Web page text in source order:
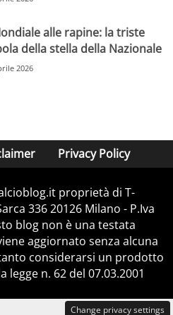
alle rapine: la triste
della stella della Nazionale
2026
Privacy Policy
proprietà di T-
336 20126 Milano - P.Iva
blog non è una testata
aggiornato senza alcuna
considerarsi un prodotto
legge n. 62 del 07.03.2001
Change privacy settings